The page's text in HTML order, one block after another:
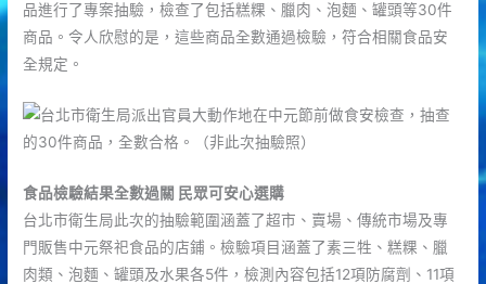
品進行了專案抽驗，檢查了包括糕粿、臘肉、泡麵、罐頭等30件
商品。令人欣慰的是，這些商品全數通過檢驗，符合相關食品安
全規定。
食品檢驗結果全數過關 民眾可安心選購
台北市衛生局此次的抽驗範圍涵蓋了超市、賣場、傳統市場及專
門販售中元祭祀食品的店鋪。檢驗項目涵蓋了素三牲、糕粿、臘
肉類、泡麵、罐頭及水果各5件，檢測內容包括12項防腐劑、11項